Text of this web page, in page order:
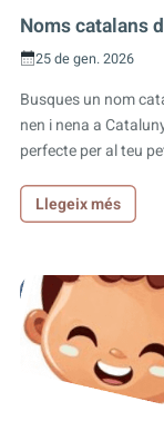
Noms catalans
25 de gen. 2026
Busques un nom
nen i nena a
perfecte per al teu
Llegeix més